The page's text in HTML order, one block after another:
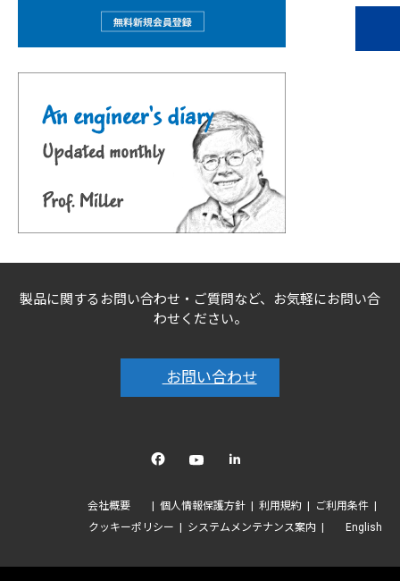
製品に関するお問い合わせ・ご質問など、お気軽にお問い合
わせください。
お問い合わせ
linkedin
会社概要 個人情報保護方針 利用規約
ご利用条件
クッキーポリシー
システムメンテナンス案内 English